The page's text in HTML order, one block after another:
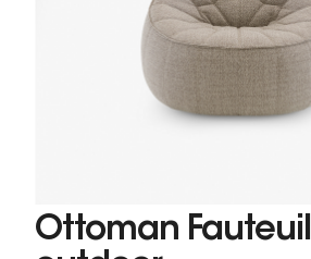
Ottoman Fauteuil